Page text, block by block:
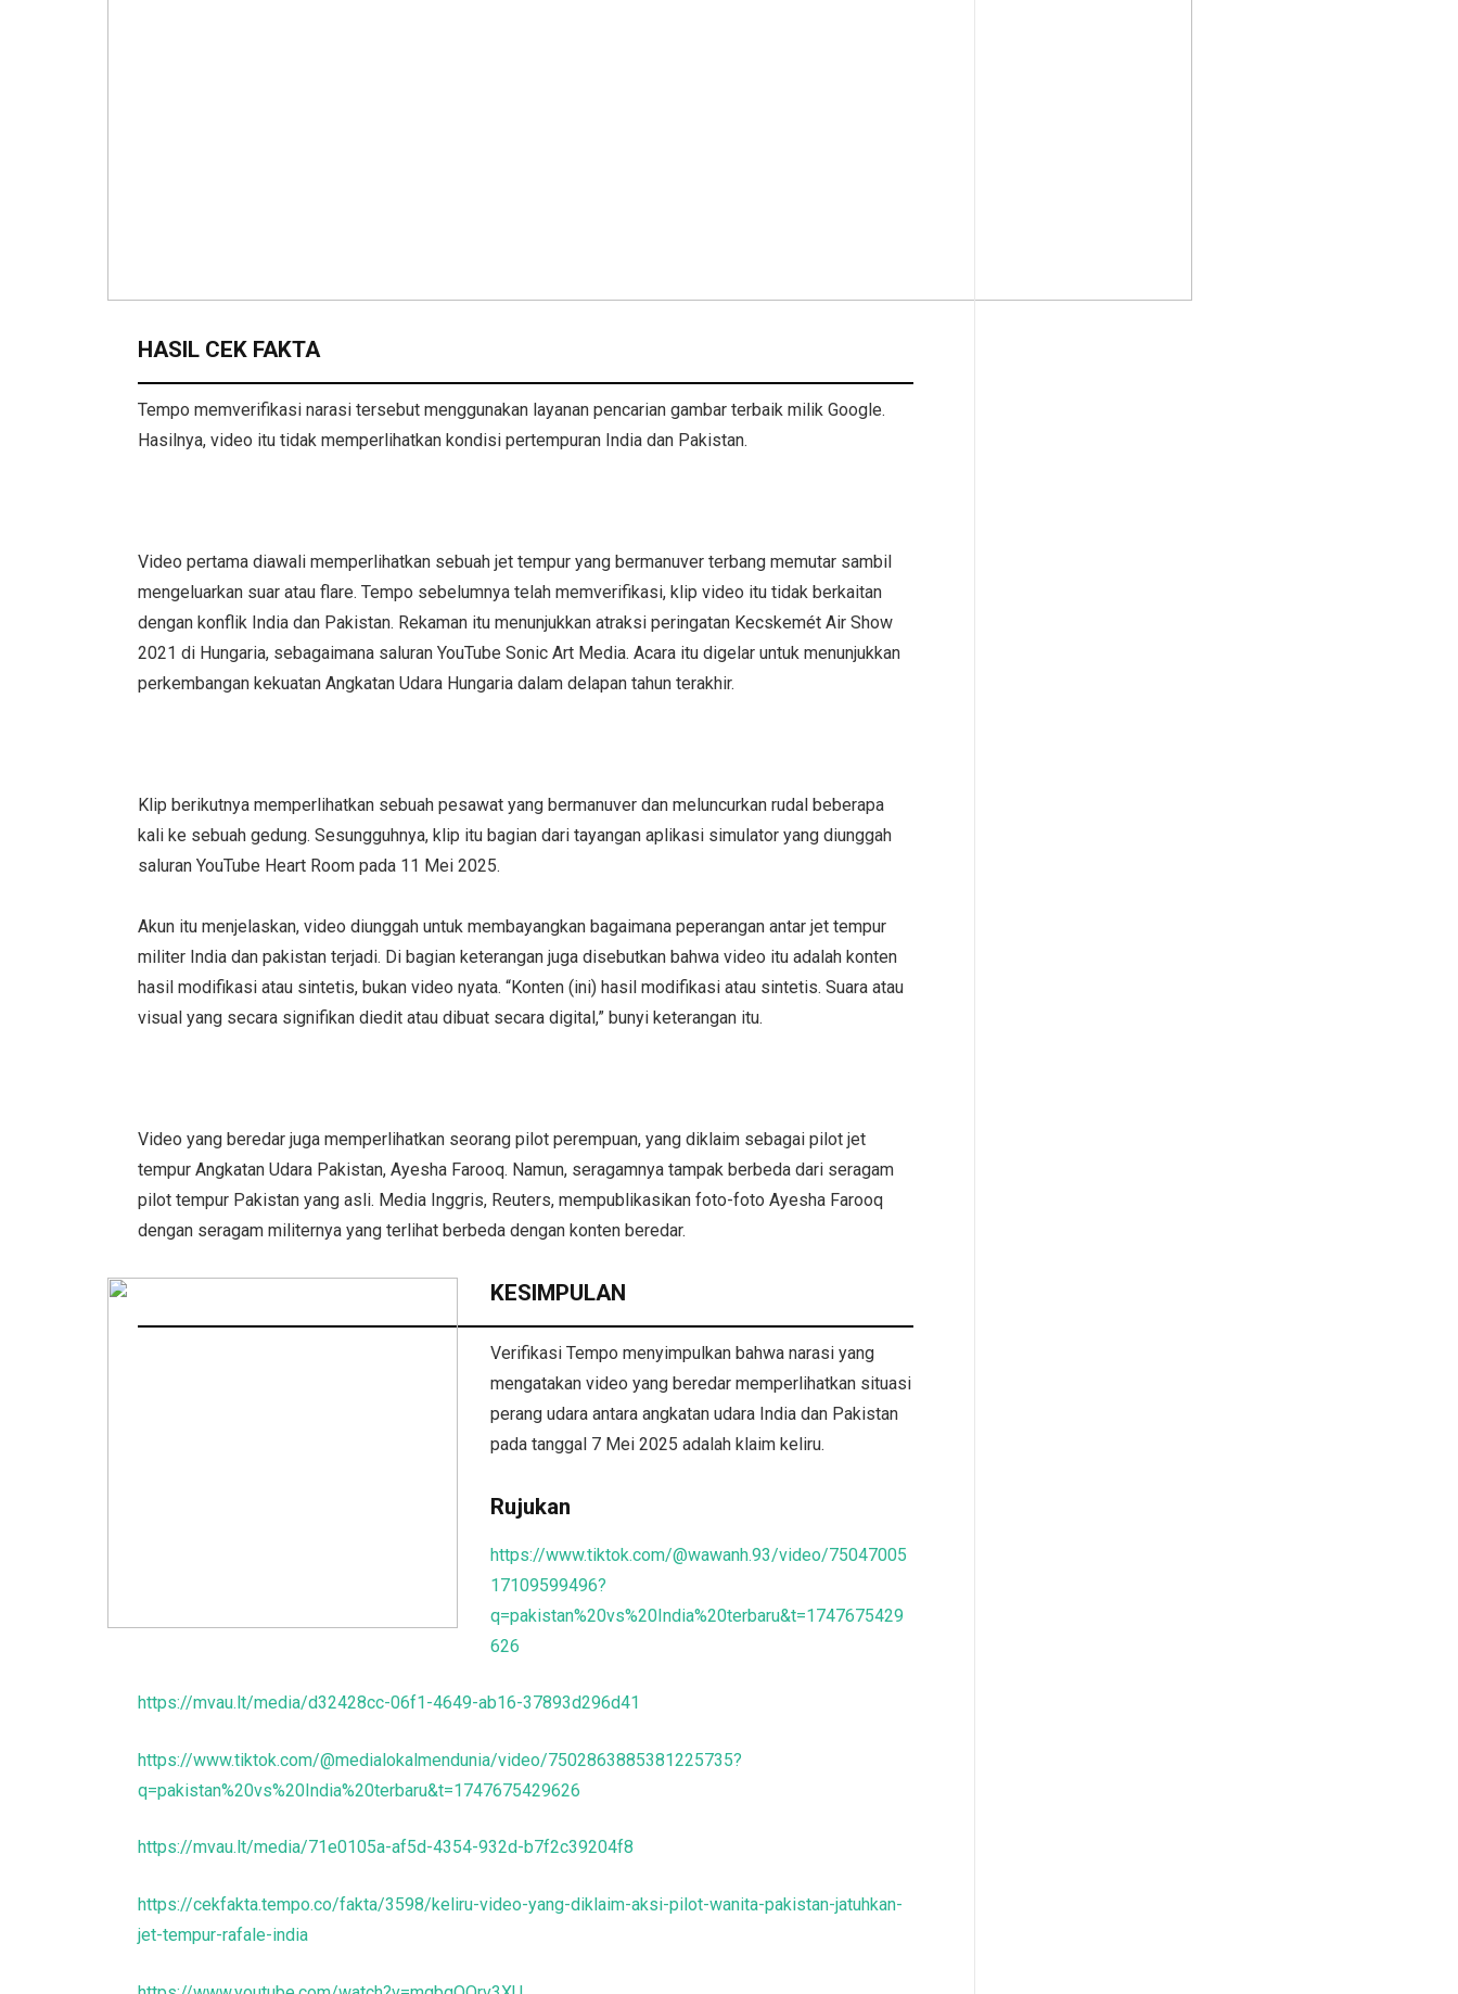
HASIL CEK FAKTA
Tempo memverifikasi narasi tersebut menggunakan layanan pencarian gambar terbaik milik Google.
Hasilnya, video itu tidak memperlihatkan kondisi pertempuran India dan Pakistan.
Video pertama diawali memperlihatkan sebuah jet tempur yang bermanuver terbang memutar sambil
mengeluarkan suar atau flare. Tempo sebelumnya telah memverifikasi, klip video itu tidak berkaitan
dengan konflik India dan Pakistan. Rekaman itu menunjukkan atraksi peringatan Kecskemét Air Show
2021 di Hungaria, sebagaimana saluran YouTube Sonic Art Media. Acara itu digelar untuk menunjukkan
perkembangan kekuatan Angkatan Udara Hungaria dalam delapan tahun terakhir.
Klip berikutnya memperlihatkan sebuah pesawat yang bermanuver dan meluncurkan rudal beberapa
kali ke sebuah gedung. Sesungguhnya, klip itu bagian dari tayangan aplikasi simulator yang diunggah
saluran YouTube Heart Room pada 11 Mei 2025.
Akun itu menjelaskan, video diunggah untuk membayangkan bagaimana peperangan antar jet tempur
militer India dan pakistan terjadi. Di bagian keterangan juga disebutkan bahwa video itu adalah konten
hasil modifikasi atau sintetis, bukan video nyata. “Konten (ini) hasil modifikasi atau sintetis. Suara atau
visual yang secara signifikan diedit atau dibuat secara digital,” bunyi keterangan itu.
Video yang beredar juga memperlihatkan seorang pilot perempuan, yang diklaim sebagai pilot jet
tempur Angkatan Udara Pakistan, Ayesha Farooq. Namun, seragamnya tampak berbeda dari seragam
pilot tempur Pakistan yang asli. Media Inggris, Reuters, mempublikasikan foto-foto Ayesha Farooq
dengan seragam militernya yang terlihat berbeda dengan konten beredar.
KESIMPULAN
Verifikasi Tempo menyimpulkan bahwa narasi yang
mengatakan video yang beredar memperlihatkan situasi
perang udara antara angkatan udara India dan Pakistan
pada tanggal 7 Mei 2025 adalah klaim keliru.
Rujukan
https://www.tiktok.com/@wawanh.93/video/75047005
17109599496?
q=pakistan%20vs%20India%20terbaru&t=1747675429
626
https://mvau.lt/media/d32428cc-06f1-4649-ab16-37893d296d41
https://www.tiktok.com/@medialokalmendunia/video/7502863885381225735?
q=pakistan%20vs%20India%20terbaru&t=1747675429626
https://mvau.lt/media/71e0105a-af5d-4354-932d-b7f2c39204f8
https://cekfakta.tempo.co/fakta/3598/keliru-video-yang-diklaim-aksi-pilot-wanita-pakistan-jatuhkan-
jet-tempur-rafale-india